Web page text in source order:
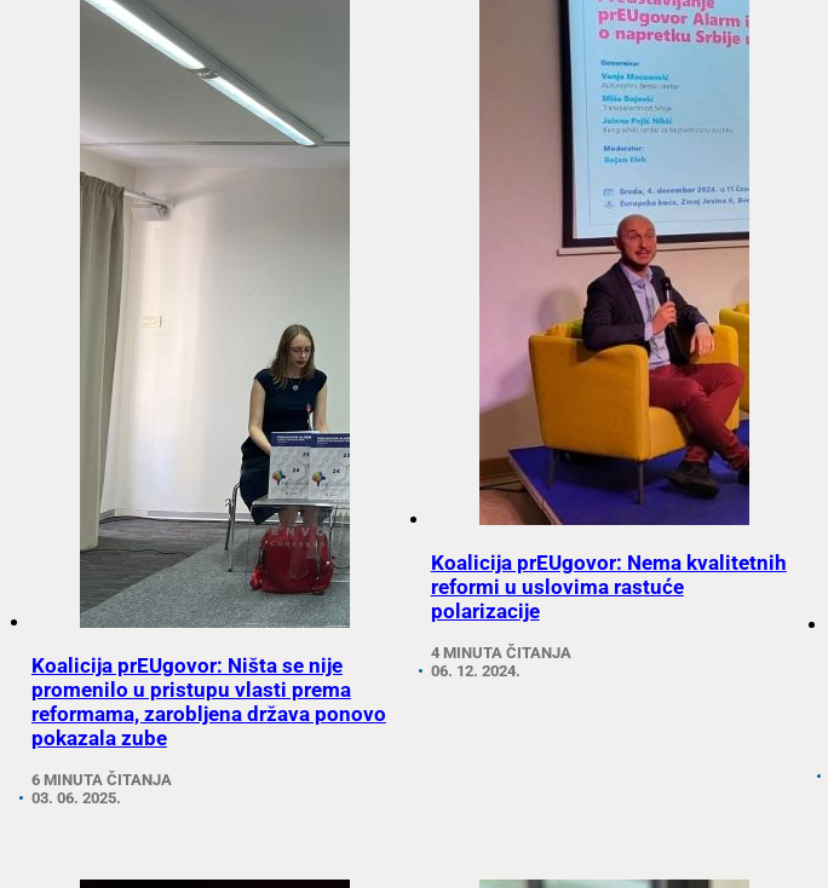
Koalicija prEUgovor: Ništa se nije
promenilo u pristupu vlasti prema
reformama, zarobljena država ponovo
pokazala zube
6 MINUTA ČITANJA
03. 06. 2025.
Koalicija prEUgovor: Nema kvalitetnih
reformi u uslovima rastuće
polarizacije
4 MINUTA ČITANJA
06. 12. 2024.